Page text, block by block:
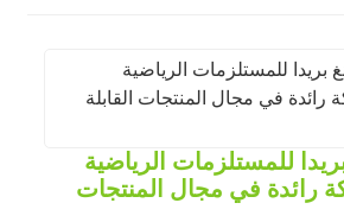
للمستلزمات الرياضية
رائدة في مجال المنتجات